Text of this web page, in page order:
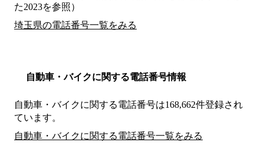
た2023を参照）
埼玉県の電話番号一覧をみる
自動車・バイクに関する電話番号情報
自動車・バイクに関する電話番号は168,662件登録され
ています。
自動車・バイクに関する電話番号一覧をみる